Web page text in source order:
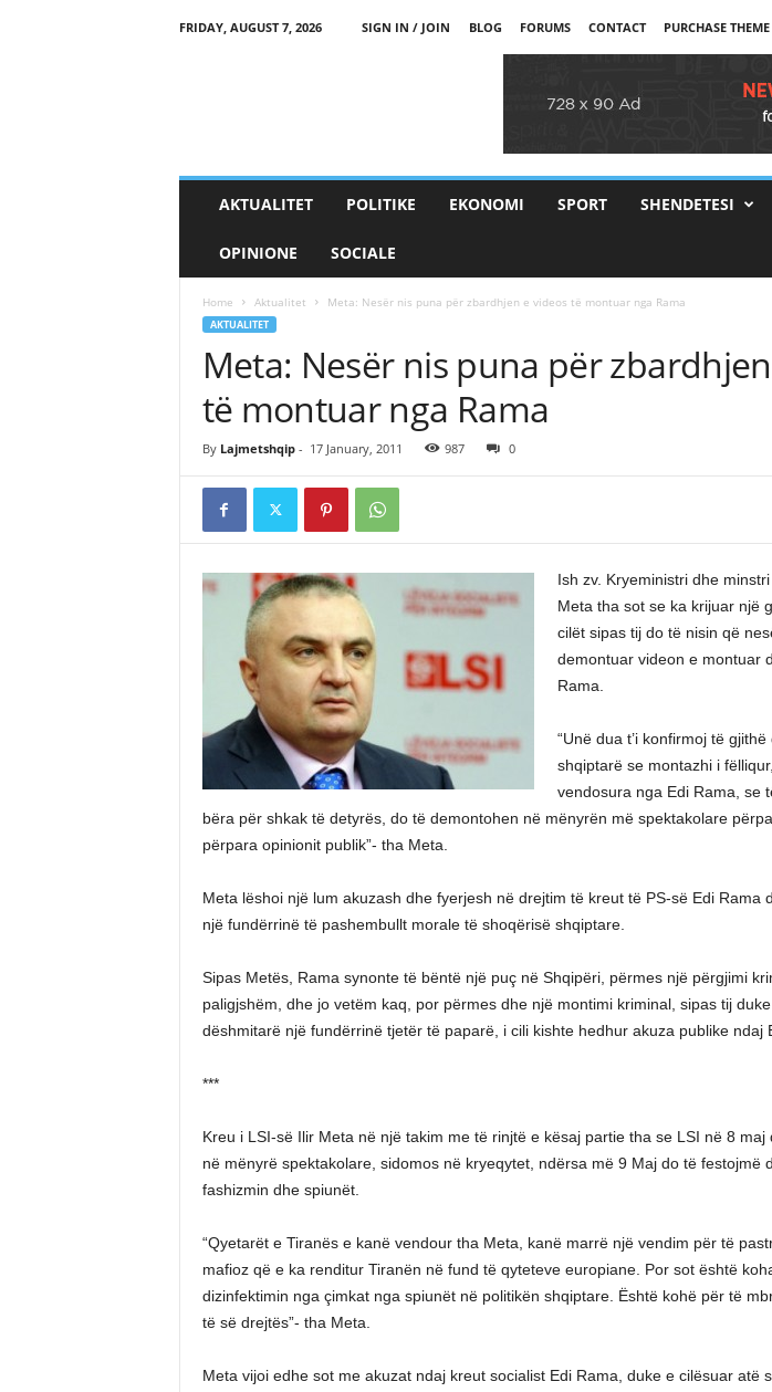
FRIDAY, AUGUST 7, 2026 SIGN IN / JOIN BLOG FORUMS CONTACT PURCHASE THEME
AKTUALITET POLITIKE EKONOMI SPORT SHENDETESI
OPINIONE SOCIALE
Home Aktualitet Meta: Nesër nis puna për zbardhjen e videos të montuar nga Rama
AKTUALITET
Meta: Nesër nis puna për
të montuar nga Rama
By Lajmetshqip- 17 January, 2011 987 0
Ish zv. Kryeministri dhe
Meta tha sot se ka krijuar një
cilët sipas tij do të nisin që
demontuar videon e montuar
Rama.
“Unë dua t’i konfirmoj të
shqiptarë se montazhi i
vendosura nga Edi Rama, se
bëra për shkak të detyrës, do të demontohen në mënyrën më spektakolare
përpara opinionit publik”- tha Meta.
Meta lëshoi një lum akuzash dhe fyerjesh në drejtim të kreut të PS-së Edi Rama
një fundërrinë të pashembullt morale të shoqërisë shqiptare.
Sipas Metës, Rama synonte të bëntë një puç në Shqipëri, përmes një përgjimi
paligjshëm, dhe jo vetëm kaq, por përmes dhe një montimi kriminal, sipas tij
dëshmitarë një fundërrinë tjetër të paparë, i cili kishte hedhur akuza publike ndaj
***
Kreu i LSI-së Ilir Meta në një takim me të rinjtë e kësaj partie tha se LSI në 8 maj
në mënyrë spektakolare, sidomos në kryeqytet, ndërsa më 9 Maj do të festojmë
fashizmin dhe spiunët.
“Qyetarët e Tiranës e kanë vendour tha Meta, kanë marrë një vendim për të
mafioz që e ka renditur Tiranën në fund të qyteteve europiane. Por sot është
dizinfektimin nga çimkat nga spiunët në politikën shqiptare. Është kohë për të
të së drejtës”- tha Meta.
Meta vijoi edhe sot me akuzat ndaj kreut socialist Edi Rama, duke e cilësuar atë